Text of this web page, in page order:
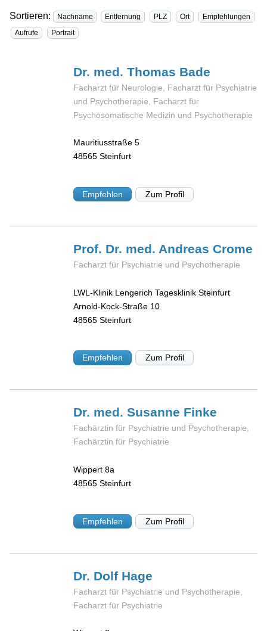
Sortieren: Nachname Entfernung PLZ Ort
Empfehlungen
Aufrufe
Portrait
Dr. med. Thomas Bade
Facharzt für Neurologie, Facharzt für Psychiatrie
und Psychotherapie, Facharzt für
Psychosomatische Medizin und Psychotherapie
Mauritiusstraße 5
48565 Steinfurt
Empfehlen Zum Profil
Prof. Dr. med. AndreasCrome
Facharzt für Psychiatrie und Psychotherapie
LWL-Klinik Lengerich Tagesklinik Steinfurt
Arnold-Kock-Straße 10
48565 Steinfurt
Empfehlen Zum Profil
Dr. med. Susanne Finke
Fachärztin für Psychiatrie und Psychotherapie,
Fachärztin für Psychiatrie
Wippert 8a
48565 Steinfurt
Empfehlen Zum Profil
Dr. Dolf Hage
Facharzt für Psychiatrie und Psychotherapie,
Facharzt für Psychiatrie